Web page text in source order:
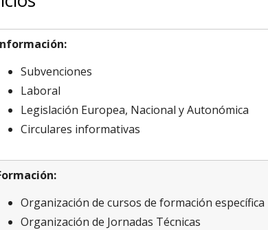
Subvenciones
Laboral
Legislación Europea, Nacional y Autonómica
Circulares informativas
Organización de cursos de formación específica
Organización de Jornadas Técnicas